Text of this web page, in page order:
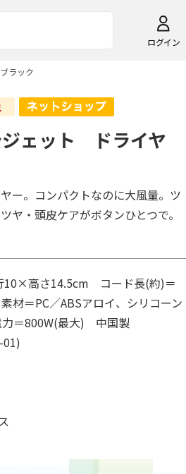
ログイン
ラック
ジェット ドライヤ
ー。コンパクトなのに大風量。ツ
ヤ・頭皮ケアがボタンひとつで。
高さ14.5cm コード長(約)＝
＝PC／ABSアロイ、シリコーン
＝800W(最大) 中国製
01)